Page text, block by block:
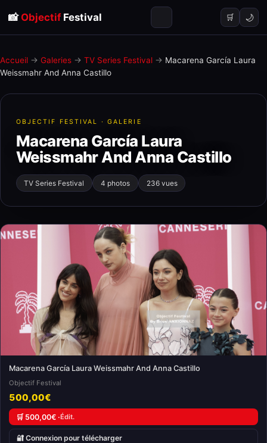
📸 ObjectifFestival 🛒 🌙
Accueil → Galeries → TV Series Festival → Macarena García Laura
Weissmahr And Anna Castillo
OBJECTIF FESTIVAL · GALERIE
Macarena García Laura
Weissmahr And Anna Castillo
TV Series Festival 4 photos 236 vues
Macarena García Laura Weissmahr And Anna Castillo
Objectif Festival
500,00€
🛒 500,00€ ·Édit.
🔐 Connexion pour télécharger